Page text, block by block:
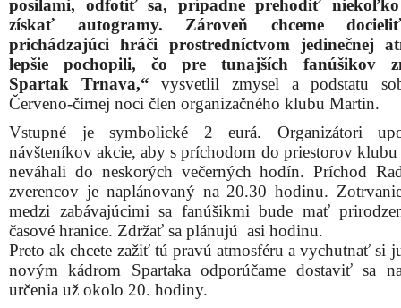
posilami, odfotiť sa, prípadne prehodiť
získať autogramy. Zároveň chceme
prichádzajúci hráči prostredníctvom jedinečnej
lepšie pochopili, čo pre tunajších fanúšikov
Spartak Trnava,“ vysvetlil zmysel a podstatu
Červeno-čírnej noci člen organizačného klubu Martin.
Vstupné je symbolické 2 eurá. Organizátori
návšteníkov akcie, aby s príchodom do priestorov klubu
neváhali do neskorých večerných hodín. Príchod
zverencov je naplánovaný na 20.30 hodinu.
medzi zabávajúcimi sa fanúšikmi bude mať
časové hranice. Zdržať sa plánujú asi hodinu.
Preto ak chcete zažiť tú pravú atmosféru a vychutnať si
novým kádrom Spartaka odporúčame dostaviť sa
určenia už okolo 20. hodiny.